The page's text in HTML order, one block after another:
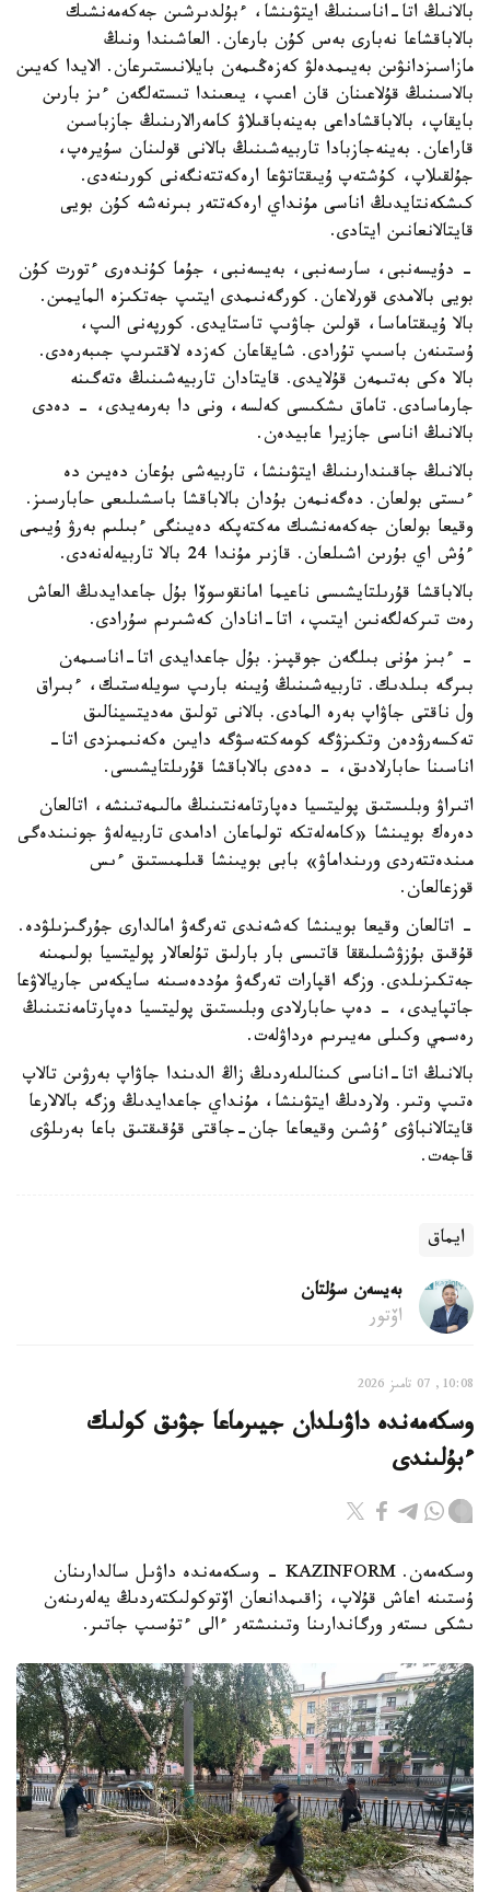
بالانىڭ اتا-اناسىنىڭ ايتۋىنشا، ءبۇلدىرشىن جەكەمەنشىك
بالاباقشاعا نەبارى بەس كۇن بارعان. العاشىندا ونىڭ
مازاسىزدانۋىن بەيىمدەلۋ كەزەڭىمەن بايلانىستىرعان. الايدا كەيىن
بالاسىنىڭ قۇلاعىنان قان اعىپ، يىعىندا تىستەلگەن ءىز بارىن
بايقاپ، بالاباقشاداعى بەينەباقىلاۋ كامەرالارىنىڭ جازباسىن
قاراعان. بەينەجازبادا تاربيەشىنىڭ بالانى قولىنان سۇيرەپ،
جۇلقىلاپ، كۇشتەپ ۇيىقتاتۋعا ارەكەتتەنگەنى كورىنەدى.
كىشكەنتايدىڭ اناسى مۇنداي ارەكەتتەر بىرنەشە كۇن بويى
قايتالانعانىن ايتادى.
- دۇيسەنبى، سارسەنبى، بەيسەنبى، جۇما كۇندەرى ءتورت كۇن
بويى بالامدى قورلاعان. كورگەنىمدى ايتىپ جەتكىزە المايمىن.
بالا ۇيىقتاماسا، قولىن جاۋىپ تاستايدى. كورپەنى الىپ،
ۇستىنەن باسىپ تۇرادى. شايقاعان كەزدە لاقتىرىپ جىبەرەدى.
بالا ەكى بەتىمەن قۇلايدى. قايتادان تاربيەشىنىڭ ەتەگىنە
جارماسادى. تاماق ىشكىسى كەلسە، ونى دا بەرمەيدى، - دەدى
بالانىڭ اناسى جازيرا عابيدەن.
بالانىڭ جاقىندارىنىڭ ايتۋىنشا، تاربيەشى بۇعان دەيىن دە
ءىستى بولعان. دەگەنمەن بۇدان بالاباقشا باسشىلىعى حابارسىز.
وقيعا بولعان جەكەمەنشىك مەكتەپكە دەيىنگى ءبىلىم بەرۋ ۇيىمى
ءۇش اي بۇرىن اشىلعان. قازىر مۇندا 24 بالا تاربيەلەنەدى.
بالاباقشا قۇرىلتايشىسى ناعيما امانقوسوۆا بۇل جاعدايدىڭ العاش
رەت تىركەلگەنىن ايتىپ، اتا-انادان كەشىرىم سۇرادى.
- ءبىز مۇنى بىلگەن جوقپىز. بۇل جاعدايدى اتا-اناسىمەن
بىرگە بىلدىك. تاربيەشىنىڭ ۇيىنە بارىپ سويلەستىك، ءبىراق
ول ناقتى جاۋاپ بەرە المادى. بالانى تولىق مەديتسينالىق
تەكسەرۋدەن وتكىزۋگە كومەكتەسۋگە دايىن ەكەنىمىزدى اتا-
اناسىنا حابارلادىق، - دەدى بالاباقشا قۇرىلتايشىسى.
اتىراۋ وبلىستىق پوليتسيا دەپارتامەنتىنىڭ مالىمەتىنشە، اتالعان
دەرەك بويىنشا «كامەلەتكە تولماعان ادامدى تاربيەلەۋ جونىندەگى
مىندەتتەردى ورىنداماۋ» بابى بويىنشا قىلمىستىق ءىس
قوزعالعان.
- اتالعان وقيعا بويىنشا كەشەندى تەرگەۋ امالدارى جۇرگىزىلۋدە.
قۇقىق بۇزۋشىلىققا قاتىسى بار بارلىق تۇلعالار پوليتسيا بولىمىنە
جەتكىزىلدى. وزگە اقپارات تەرگەۋ مۇددەسىنە سايكەس جاريالاۋعا
جاتپايدى، - دەپ حابارلادى وبلىستىق پوليتسيا دەپارتامەنتىنىڭ
رەسمي وكىلى مەيىرىم ەرداۋلەت.
بالانىڭ اتا-اناسى كىنالىلەردىڭ زاڭ الدىندا جاۋاپ بەرۋىن تالاپ
ەتىپ وتىر. ولاردىڭ ايتۋىنشا، مۇنداي جاعدايدىڭ وزگە بالالارعا
قايتالانباۋى ءۇشىن وقيعاعا جان-جاقتى قۇقىقتىق باعا بەرىلۋى
قاجەت.
ايماق
بەيسەن سۇلتان
اۆتور
10:08, 07 تامىز 2026
وسكەمەندە داۋىلدان جيىرماعا جۋىق كولىك
ءبۇلىندى
وسكەمەن. KAZINFORM - وسكەمەندە داۋىل سالدارىنان
ۇستىنە اعاش قۇلاپ، زاقىمدانعان اۆتوكولىكتەردىڭ يەلەرىنەن
ىشكى ىستەر ورگاندارىنا وتىنىشتەر ءالى ءتۇسىپ جاتىر.